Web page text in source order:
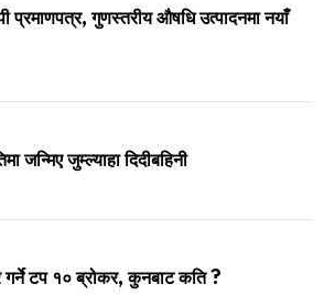
प्रमाणपत्र, गुणस्तरीय औषधि उत्पादनमा नयाँ
जन्मिए जुम्ल्याहा दिदीबहिनी
गर्ने टप १० ब्रोकर, कुनबाट कति ?